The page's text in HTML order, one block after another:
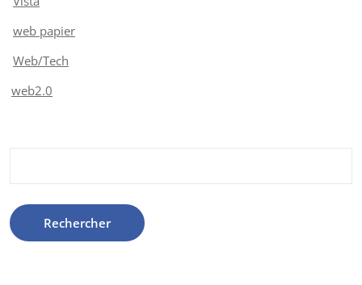
web papier
Web/Tech
web2.0